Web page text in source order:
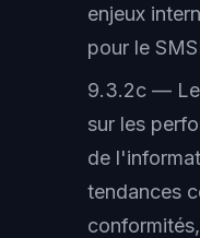
enjeux
pour le
9.3.2c —
sur les
de
tendances